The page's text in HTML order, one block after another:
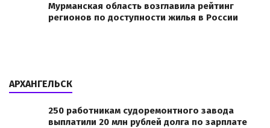
Мурманская область возглавила рейтинг
регионов по доступности жилья в России
АРХАНГЕЛЬСК
250 работникам судоремонтного завода
выплатили 20 млн рублей долга по зарплате